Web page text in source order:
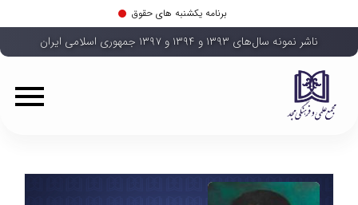
برنامه یکشنبه های حقوق
ناشر نمونه سال‌های ۱۳۹۳ و ۱۳۹۴ و ۱۳۹۷ جمهوری اسلامی ایران